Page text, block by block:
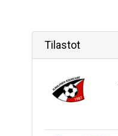
Tilastot